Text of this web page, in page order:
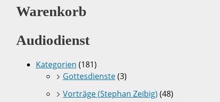
Warenkorb
Audiodienst
Kategorien (181)
Gottesdienste(3)
Vorträge (Stephan Zeibig) (48)